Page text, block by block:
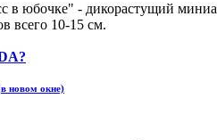
в юбочке" - дикорастущий
всего 10-15 см.
новом окне)